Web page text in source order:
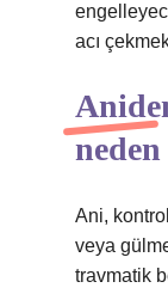
acı
Ani,
veya
travmatik